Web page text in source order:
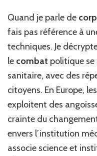
Quand je parle de
fais pas référence à
techniques. Je
le combat politique
sanitaire, avec des
citoyens. En Europe,
exploitent des
crainte du
envers l’institution
associe science et